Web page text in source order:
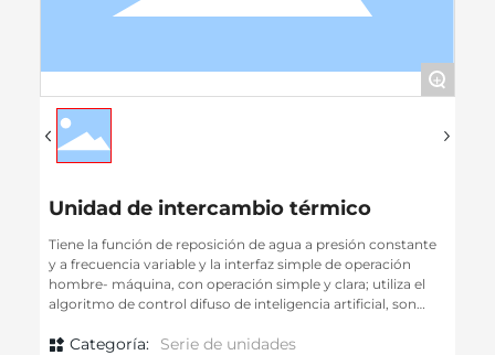
+
Unidad de intercambio térmico
Tiene la función de reposición de agua a presión constante
y a frecuencia variable y la interfaz simple de operación
hombre- máquina, con operación simple y clara; utiliza el
algoritmo de control difuso de inteligencia artificial, son
usuario, el control de presión es estable, tiene el control
Categoría:
Serie de unidades